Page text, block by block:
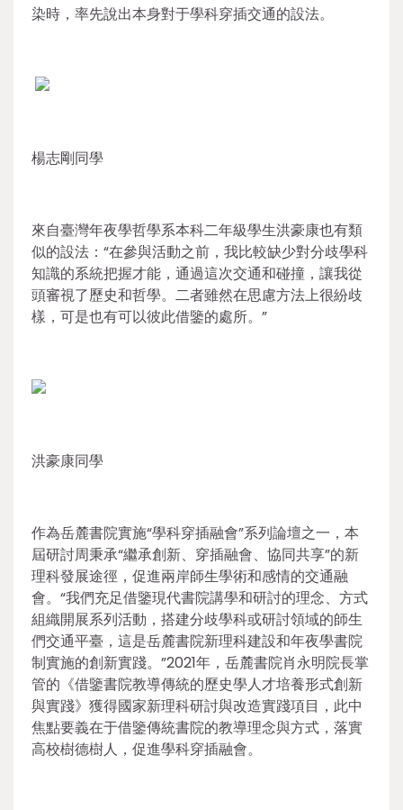
染時，率先說出本身對于學科穿插交通的設法。
楊志剛同學
來自臺灣年夜學哲學系本科二年級學生洪豪康也有類
似的設法：“在參與活動之前，我比較缺少對分歧學科
知識的系統把握才能，通過這次交通和碰撞，讓我從
頭審視了歷史和哲學。二者雖然在思慮方法上很紛歧
樣，可是也有可以彼此借鑒的處所。”
洪豪康同學
作為岳麓書院實施“學科穿插融會”系列論壇之一，本
屆研討周秉承“繼承創新、穿插融會、協同共享”的新
理科發展途徑，促進兩岸師生學術和感情的交通融
會。“我們充足借鑒現代書院講學和研討的理念、方式
組織開展系列活動，搭建分歧學科或研討領域的師生
們交通平臺，這是岳麓書院新理科建設和年夜學書院
制實施的創新實踐。”2021年，岳麓書院肖永明院長掌
管的《借鑒書院教導傳統的歷史學人才培養形式創新
與實踐》獲得國家新理科研討與改造實踐項目，此中
焦點要義在于借鑒傳統書院的教導理念與方式，落實
高校樹德樹人，促進學科穿插融會。